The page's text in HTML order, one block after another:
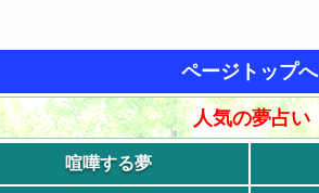
ページトップへ
人気の夢占い
喧嘩する夢